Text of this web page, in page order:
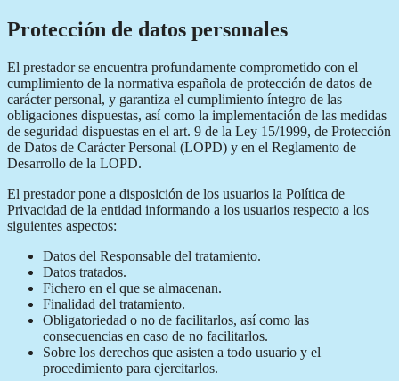
Protección de datos personales
El prestador se encuentra profundamente comprometido con el
cumplimiento de la normativa española de protección de datos de
carácter personal, y garantiza el cumplimiento íntegro de las
obligaciones dispuestas, así como la implementación de las medidas
de seguridad dispuestas en el art. 9 de la Ley 15/1999, de Protección
de Datos de Carácter Personal (LOPD) y en el Reglamento de
Desarrollo de la LOPD.
El prestador pone a disposición de los usuarios la Política de
Privacidad de la entidad informando a los usuarios respecto a los
siguientes aspectos:
Datos del Responsable del tratamiento.
Datos tratados.
Fichero en el que se almacenan.
Finalidad del tratamiento.
Obligatoriedad o no de facilitarlos, así como las
consecuencias en caso de no facilitarlos.
Sobre los derechos que asisten a todo usuario y el
procedimiento para ejercitarlos.